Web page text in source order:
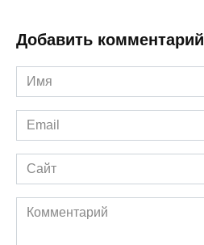
Добавить комментарий
Имя
*
Email
*
Сайт
Комментарий